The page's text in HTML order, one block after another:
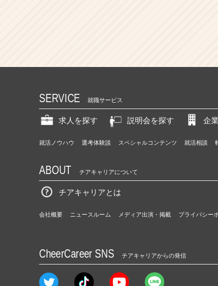
SERVICE 就職サービス
求人を探す 説明会を探す 企
就活ノウハウ 選考体験談 スペシャルコンテンツ 就活相談
ABOUT チアキャリアについて
チアキャリアとは
会社概要 ニュースルーム メディア出演・掲載 プライバシー
CheerCareer SNS チアキャリアからの発信